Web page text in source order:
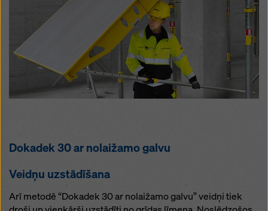
Dokadek 30 ar nolaižamo galvu
Veidņu uzstādīšana
Arī metodē “Dokadek 30 ar nolaižamo galvu” veidņi tiek